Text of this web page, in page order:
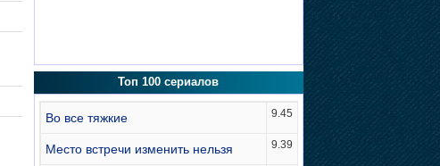
Топ 100 сериалов
Во все тяжкие 9.45
Место встречи изменить нельзя 9.39